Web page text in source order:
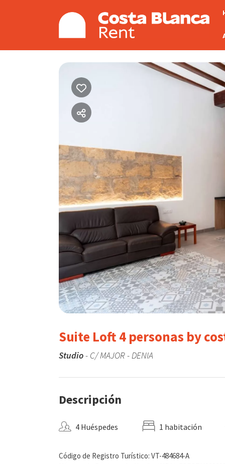
Suite Loft 4 personas by
Studio- C/ MAJOR - DENIA
Descripción
4 Huéspedes 1 habitación
Código de Registro Turístico: VT-484684-A